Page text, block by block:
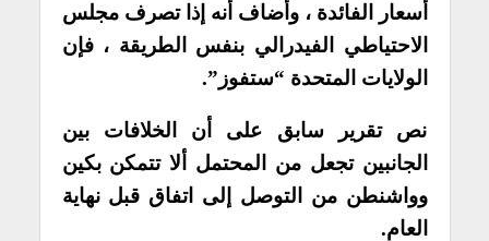
أسعار الفائدة ، وأضاف أنه إذا تصرف مجلس
الاحتياطي الفيدرالي بنفس الطريقة ، فإن
الولايات المتحدة “ستفوز”.
نص تقرير سابق على أن الخلافات بين
الجانبين تجعل من المحتمل ألا تتمكن بكين
وواشنطن من التوصل إلى اتفاق قبل نهاية
العام.